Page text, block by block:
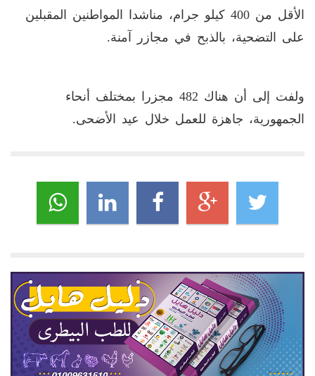
الأقل من 400 كيلو جرام، مناشدا المواطنين المقبلين
على التضحية، بالذبح في مجازر آمنة.
ولفت إلى أن هناك 482 مجزرا بمختلف أنحاء
الجمهورية، جاهزة للعمل خلال عيد الأضحى.